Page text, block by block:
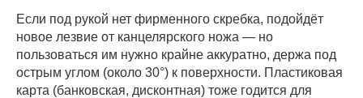
Если под рукой нет фирменного скребка, подойдёт
новое лезвие от канцелярского ножа — но
пользоваться им нужно крайне аккуратно, держа под
острым углом (около 30°) к поверхности. Пластиковая
карта (банковская, дисконтная) тоже годится для